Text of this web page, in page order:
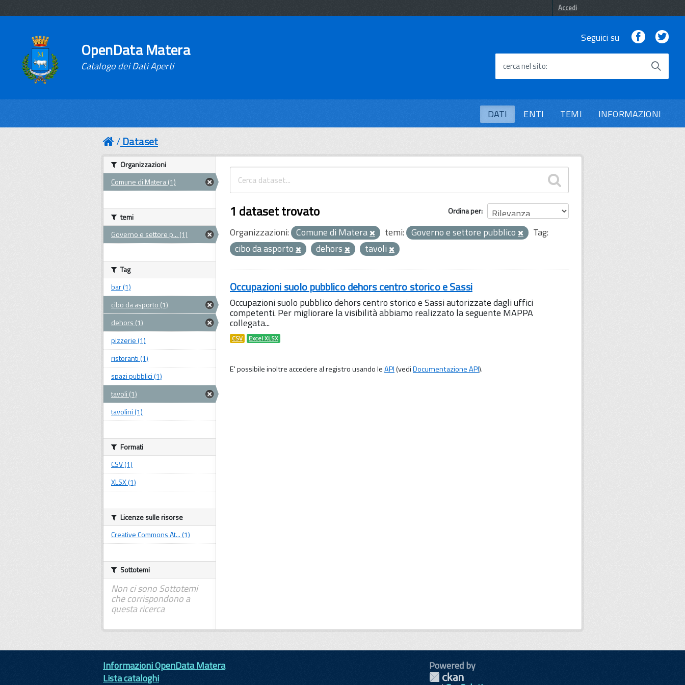
Accedi
OpenData Matera
Catalogo dei Dati Aperti
Seguici su Facebook
cerca nel sito
DATI ENTI TEMI INFORMAZIONI
Dataset
Ordina per
1 dataset trovato
Organizzazioni: Comune di Matera temi: Governo e settore pubblico
Tag:
cibo da asporto
dehors tavoli
Occupazioni suolo pubblico dehors centro storico e Sassi
Occupazioni suolo pubblico dehors centro storico e Sassi autorizzate dagli uffici
competenti. Per migliorare la visibilità abbiamo realizzato la seguente MAPPA
collegata...
CSV Excel XLSX
E' possibile inoltre accedere al registro usando leAPI(vediDocumentazione API).
Organizzazioni
Comune di Matera (1)
temi
Governo e settore p... (1)
Tag
bar (1)
cibo da asporto (1)
dehors (1)
pizzerie (1)
ristoranti (1)
spazi pubblici (1)
tavoli (1)
tavolini (1)
Formati
CSV (1)
XLSX (1)
Licenze sulle risorse
Creative Commons At... (1)
Sottotemi
Non ci sono Sottotemi
che corrispondono a
questa ricerca
Informazioni OpenData Matera
Lista cataloghi
Powered by